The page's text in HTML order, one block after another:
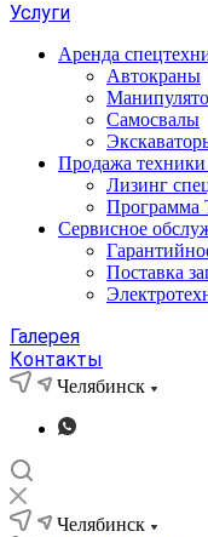
Услуги
Аренда
Автокраны
Самосвалы
Продажа техники
Лизинг
Программа
Сервисное
Поставка
Галерея
Контакты
Челябинск
Челябинск